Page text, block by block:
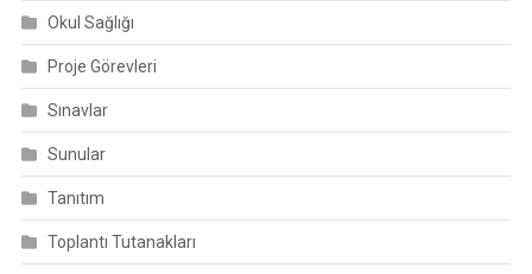
Okul Sağlığı
Proje Görevleri
Sınavlar
Sunular
Tanıtım
Toplantı Tutanakları